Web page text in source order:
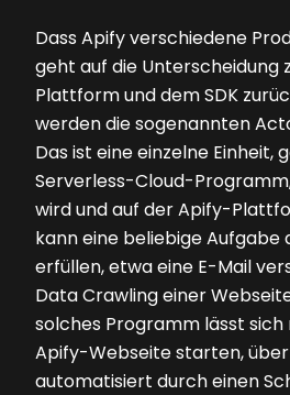
Dass Apify verschiedene
geht auf die Unterscheidung
Plattform und dem SDK
werden die sogenannten
Das ist eine einzelne Einheit,
Serverless-Cloud-
wird und auf der Apify-
kann eine beliebige
erfüllen, etwa eine E-Mail
Data Crawling einer
solches Programm lässt
Apify-Webseite starten, über
automatisiert durch einen